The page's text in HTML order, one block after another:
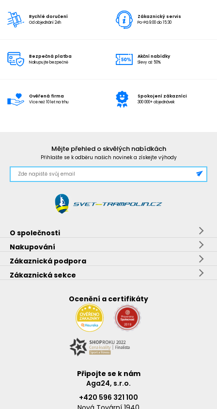
Rychlé doručení
Od objednání 24h
Zákaznický servis
Po-Pá 9:00 do 15:30
Bezpečná platba
Nakupujte bezpečně
Akční nabídky
Slevy až 50%
Ověřená firma
Více než 10 let na trhu
Spokojení zákazníci
300 000+ objednávek
Mějte přehled o skvělých nabídkách
Přihlašte se k odběru našich novinek a získejte výhody
O společnosti
Nakupování
Zákaznická podpora
Zákaznická sekce
Ocenění a certifikáty
Připojte se k nám
Aga24, s.r.o.
+420 596 321 100